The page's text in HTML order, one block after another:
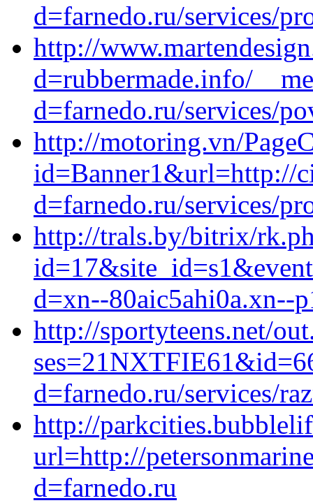
d=farnedo.ru/services/
http://
d=rubbermade.info/
d=farnedo.ru/services/
http://motoring.vn/
id=Banner1&url=http://
d=farnedo.ru/services/
http://trals.by/bitrix/
d=xn--80aic5ahi0a.xn--
http://sportyteens.net/
d=farnedo.ru/services/
http://
url=http://
d=farnedo.ru